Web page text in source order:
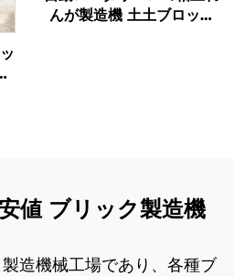
んが製造機 土土ブロック
値 ブリック製造機
造機械工場であり、各種ブ